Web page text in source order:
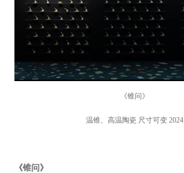
《锥问》
温锥、高温陶瓷 尺寸可变 2024
《锥问》